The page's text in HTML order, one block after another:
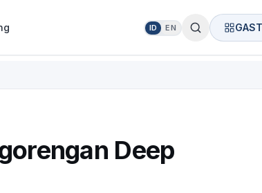
ID EN
Deep